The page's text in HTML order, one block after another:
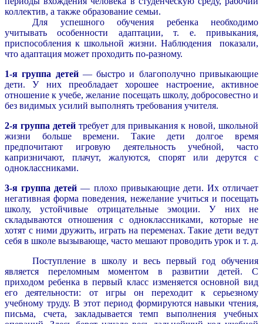
коллектив, а также образование семьи.
Для успешного обучения ребенка необходимо
учитывать особенности адаптации, т. е. привыкания,
приспособления к школьной жизни. Наблюдения показали,
что адаптация может проходить по-разному.
1-я группа детей— быстро и благополучно привыкающие
дети. У них преобладает хорошее настроение, активное
отношение к учебе, желание посещать школу, добросовестно и
без видимых усилий выполнять требования учителя.
2-я группа детей требует для привыкания к новой, школьной
жизни больше времени. Такие дети долгое время
предпочитают игровую деятельность учебной, часто
капризничают, плачут, жалуются, спорят или дерутся с
одноклассниками.
3-я группа детей — плохо привыкающие дети. Их отличает
негативная форма поведения, нежелание учиться и посещать
школу, устойчивые отрицательные эмоции. У них не
складываются отношения с одноклассниками, которые не
хотят с ними дружить, играть на переменах. Такие дети ведут
себя в школе вызывающе, часто мешают проводить урок и т. д.
Поступление в школу и весь первый год обучения
является переломным моментом в развитии детей. С
приходом ребенка в первый класс изменяется основной вид
его деятельности: от игры он переходит к серьезному
учебному труду. В этот период формируются навыки чтения,
письма, счета, закладывается темп выполнения учебных